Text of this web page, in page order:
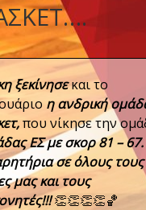
ξεκίνησεκαι το
η ανδρική
που νίκησε την
ΕΣ με σκορ 81 – 67.
σε όλους τους
μας και τους
👏👏👏👏🏀